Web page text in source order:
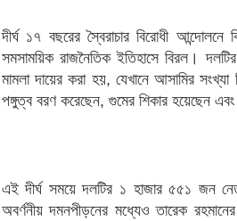
​দীর্ঘ ১৭ বছরের স্বৈরাচার বিরোধী
সমসাময়িক রাজনৈতিক ইতিহাসে বিরল।
মামলা দায়ের করা হয়, যেখানে আসামির
পঙ্গুত্ব বরণ করেছেন, গুমের শিকার হয়েছেন
এই দীর্ঘ সময়ে দলটির ১ হাজার ৫৫১ জন
অবর্ণনীয় দমনপীড়নের মধ্যেও তারেক